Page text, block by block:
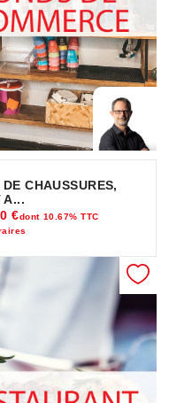
CHAUSSURES,
A...
€dont 10.67% TTC